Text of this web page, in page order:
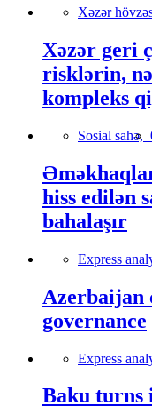
Xəzər
Xəzər geri
risklərin,
kompleks
Sosial sahə,
hiss edilən
bahalaşır
Express
Azerbaijan
governance
Express
Baku turns